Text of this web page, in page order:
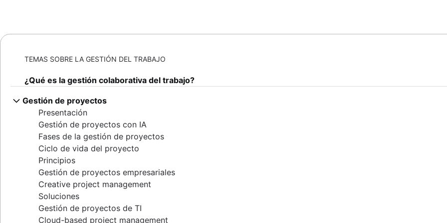
TEMAS SOBRE LA GESTIÓN DEL TRABAJO
¿Qué es la gestión colaborativa del trabajo?
Gestión de proyectos
Presentación
Gestión de proyectos con IA
Fases de la gestión de proyectos
Ciclo de vida del proyecto
Principios
Gestión de proyectos empresariales
Creative project management
Soluciones
Gestión de proyectos de TI
Cloud-based project management